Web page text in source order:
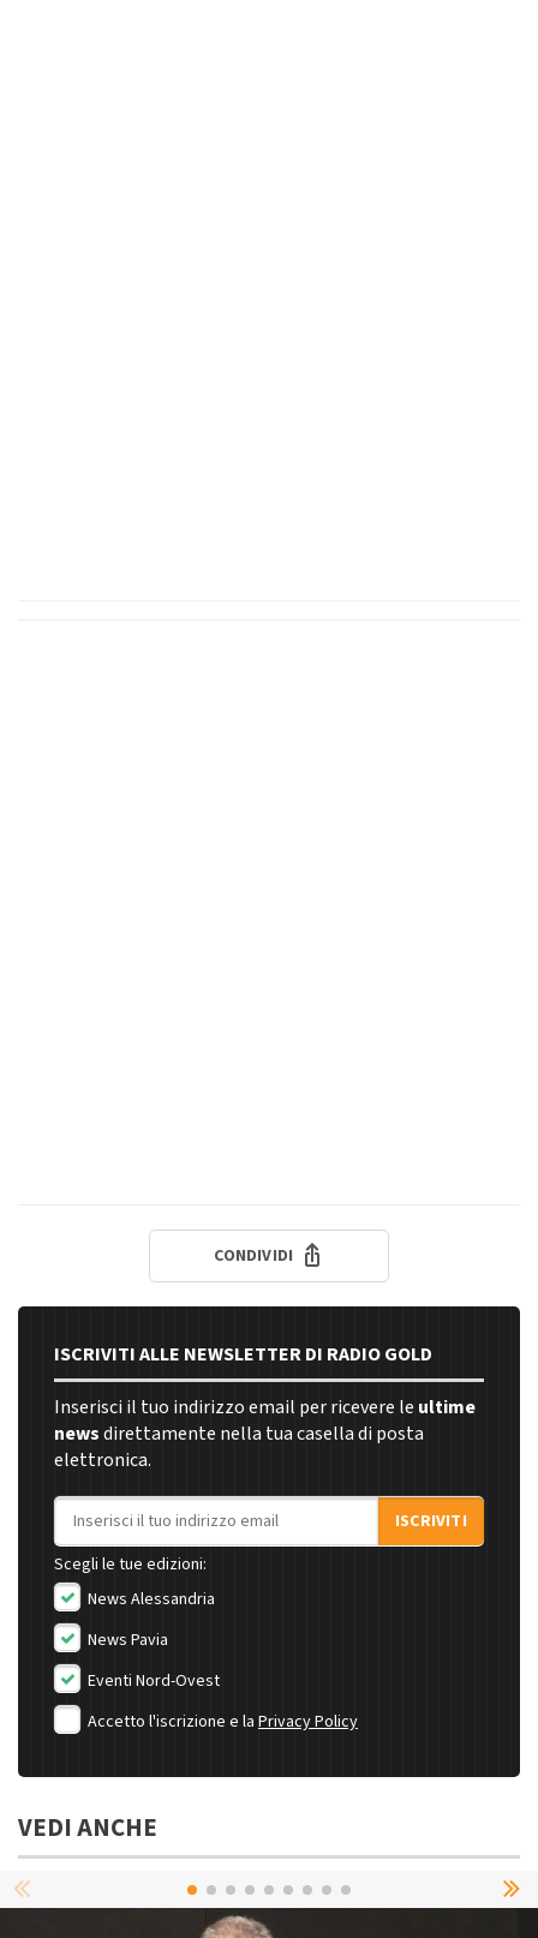
CONDIVIDI
ISCRIVITI ALLE NEWSLETTER DI RADIO GOLD
Inserisci il tuo indirizzo email per ricevere le ultime
newsdirettamente nella tua casella di posta
elettronica.
Indirizzo email
ISCRIVITI
Scegli le tue edizioni:
News Alessandria
News Pavia
Eventi Nord-Ovest
Accetto l'iscrizione e la Privacy Policy
VEDI ANCHE